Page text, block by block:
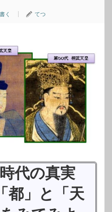
く てつ
代の真実
都」と「天